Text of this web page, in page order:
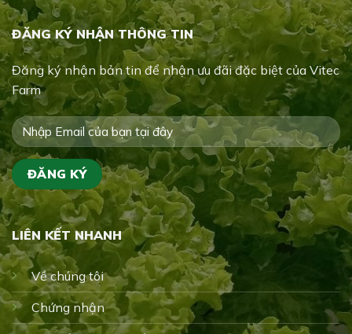
ĐĂNG KÝ NHẬN THÔNG TIN
Đăng ký nhận bản tin để nhận ưu đãi đặc biệt của Vitec
Farm
LIÊN KẾT NHANH
Về chúng tôi
Chứng nhận